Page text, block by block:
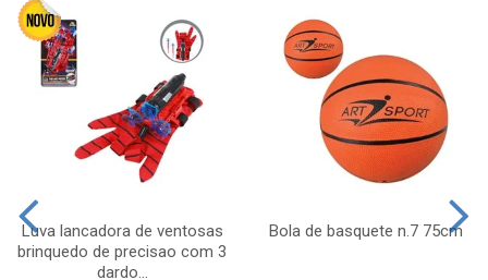
Luva lancadora de ventosas
brinquedo de precisao com 3
dardo...
Bola de basquete n.7 75cm